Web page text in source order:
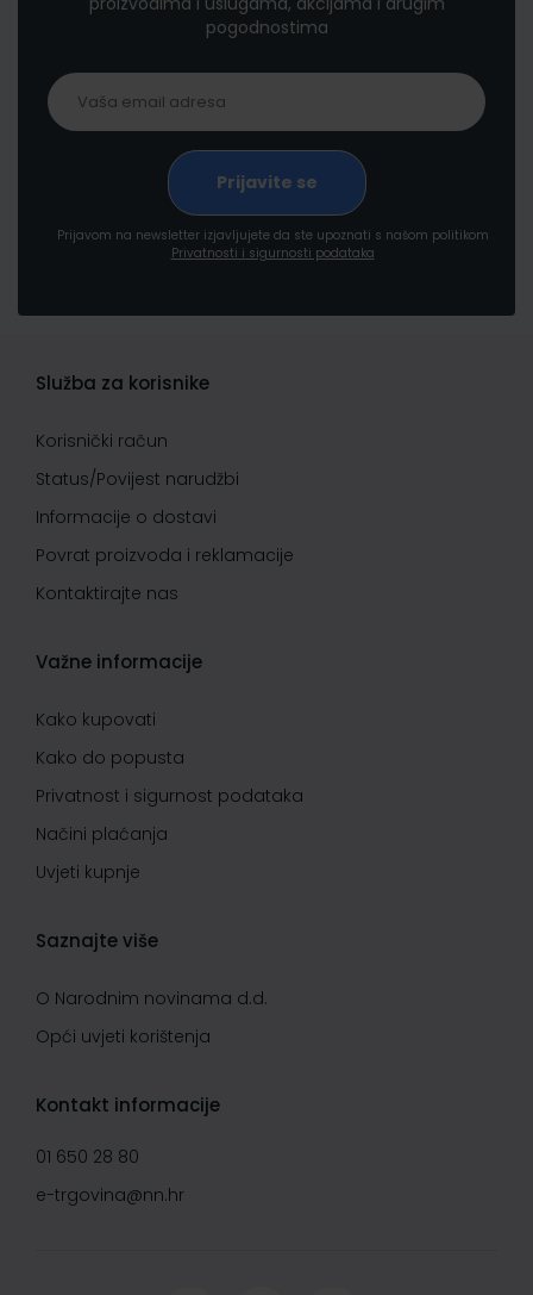
pogodnostima
Prijavom na newsletter izjavljujete da ste upoznati s našom politikom
Privatnosti i sigurnosti podataka
Služba za korisnike
Korisnički račun
Status/Povijest narudžbi
Informacije o dostavi
Povrat proizvoda i reklamacije
Kontaktirajte nas
Važne informacije
Kako kupovati
Kako do popusta
Privatnost i sigurnost podataka
Načini plaćanja
Uvjeti kupnje
Saznajte više
O Narodnim novinama d.d.
Opći uvjeti korištenja
Kontakt informacije
01 650 28 80
e-trgovina@nn.hr